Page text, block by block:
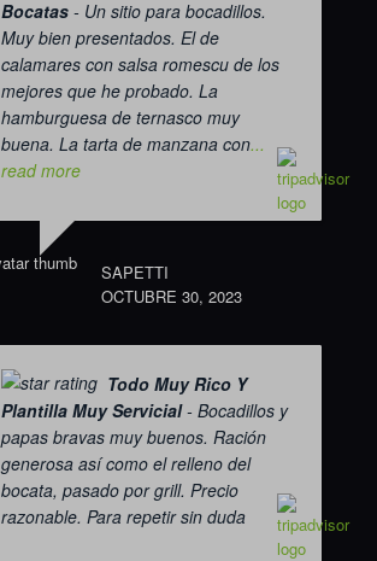
Bocatas - Un sitio para bocadillos.
Muy bien presentados. El de
calamares con salsa romescu de los
mejores que he probado. La
hamburguesa de ternasco muy
buena. La tarta de manzana con...
read more
SAPETTI
OCTUBRE 30, 2023
Todo Muy Rico Y
Plantilla Muy Servicial- Bocadillos y
papas bravas muy buenos. Ración
generosa así como el relleno del
bocata, pasado por grill. Precio
razonable. Para repetir sin duda